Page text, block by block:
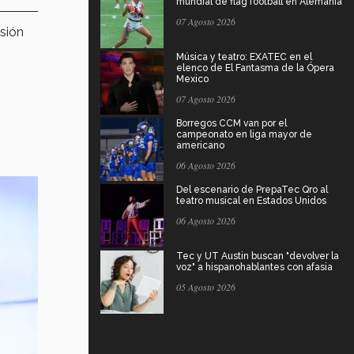
07 Agosto 2026
Música y teatro: EXATEC en el
elenco de El Fantasma de la Ópera
Mexico
07 Agosto 2026
Borregos CCM van por el
campeonato en liga mayor de
americano
06 Agosto 2026
Del escenario de PrepaTec Qro al
teatro musical en Estados Unidos
06 Agosto 2026
Tec y UT Austin buscan "devolver la
voz" a hispanohablantes con afasia
05 Agosto 2026